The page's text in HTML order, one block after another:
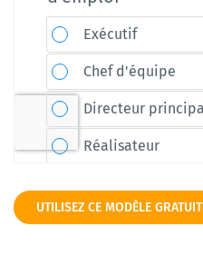
UTILISEZ CE MODÈLE GRATUIT